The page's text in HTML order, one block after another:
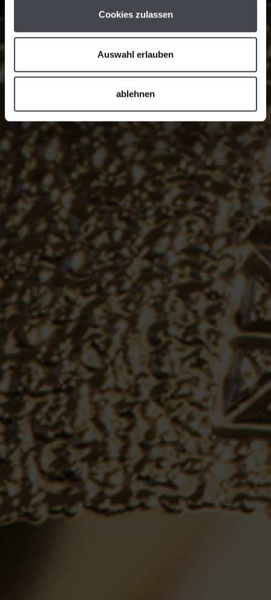
Cookies zulassen
Auswahl erlauben
ablehnen